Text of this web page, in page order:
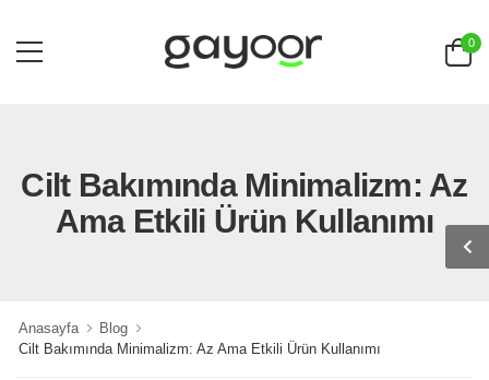
0
Cilt Bakımında Minimalizm: Az
Ama Etkili Ürün Kullanımı
Anasayfa
Blog
Cilt Bakımında Minimalizm: Az Ama Etkili Ürün Kullanımı